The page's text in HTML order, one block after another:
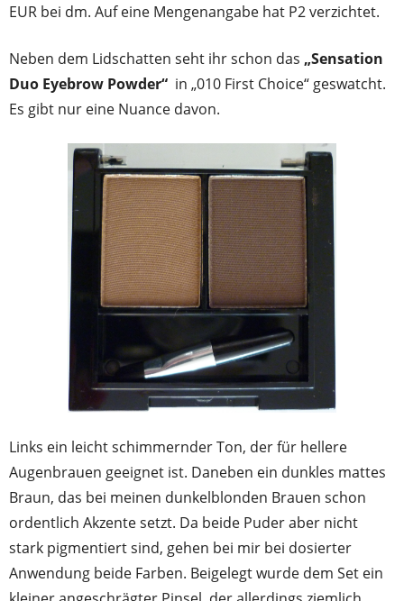
EUR bei dm. Auf eine Mengenangabe hat P2 verzichtet.
Neben dem Lidschatten seht ihr schon das „Sensation
Duo Eyebrow Powder“ in „010 First Choice“ geswatcht.
Es gibt nur eine Nuance davon.
Links ein leicht schimmernder Ton, der für hellere
Augenbrauen geeignet ist. Daneben ein dunkles mattes
Braun, das bei meinen dunkelblonden Brauen schon
ordentlich Akzente setzt. Da beide Puder aber nicht
stark pigmentiert sind, gehen bei mir bei dosierter
Anwendung beide Farben. Beigelegt wurde dem Set ein